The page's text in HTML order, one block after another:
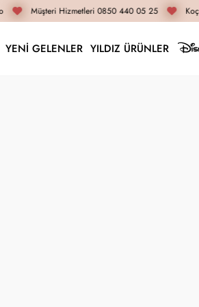
Müşteri Hizmetleri 0850 440 05 25
YENİ GELENLER YILDIZ ÜRÜNLER